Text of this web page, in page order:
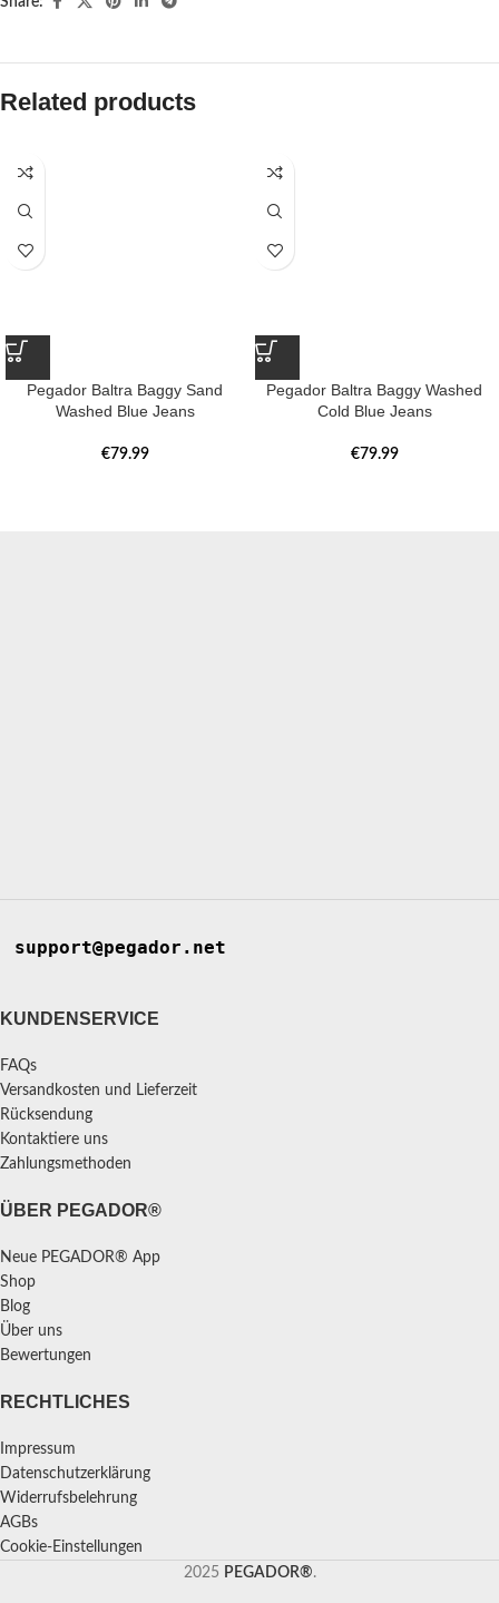
Related products
Pegador Baltra Baggy Sand
Washed Blue Jeans
€79.99
Pegador Baltra Baggy Washed
Cold Blue Jeans
€79.99
support@pegador.net
KUNDENSERVICE
FAQs
Versandkosten und Lieferzeit
Rücksendung
Kontaktiere uns
Zahlungsmethoden
ÜBER PEGADOR®
Neue PEGADOR® App
Shop
Blog
Über uns
Bewertungen
RECHTLICHES
Impressum
Datenschutzerklärung
Widerrufsbelehrung
AGBs
Cookie-Einstellungen
2025 PEGADOR®.